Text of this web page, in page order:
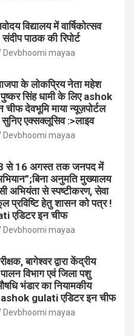
विद्यालय में वार्षिकोत्सव
पाठक की रिपोर्ट
Devbhoomi mayaa
के लोकप्रिय नेता महेश
पुष्कर सिंह धामी के लिए ashok
देवभूमि माया न्यूज़पोर्टल
एक्सक्लूसिव :>लाइव
Devbhoomi mayaa
से 16 अगस्त तक जनपद में
अनुमति मुख्यालय
अभियंता से स्पष्टीकरण, सेवा
प्रविष्टि हेतु शासन को पत्र !
एडिटर इन चीफ
Devbhoomi mayaa
बागेश्वर द्वारा केंद्रीय
विभाग एवं जिला पशु
भंडार का नियामकीय
ashok gulati एडिटर इन चीफ
Devbhoomi mayaa